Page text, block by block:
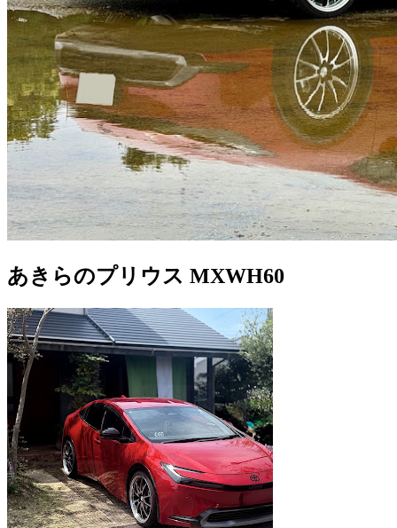
あきらのプリウス MXWH60